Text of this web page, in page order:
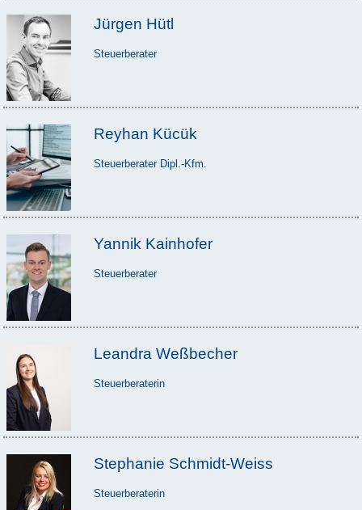
Jürgen Hütl
Steuerberater
Reyhan Kücük
Steuerberater Dipl.-Kfm.
Yannik Kainhofer
Steuerberater
Leandra Weßbecher
Steuerberaterin
Stephanie Schmidt-Weiss
Steuerberaterin